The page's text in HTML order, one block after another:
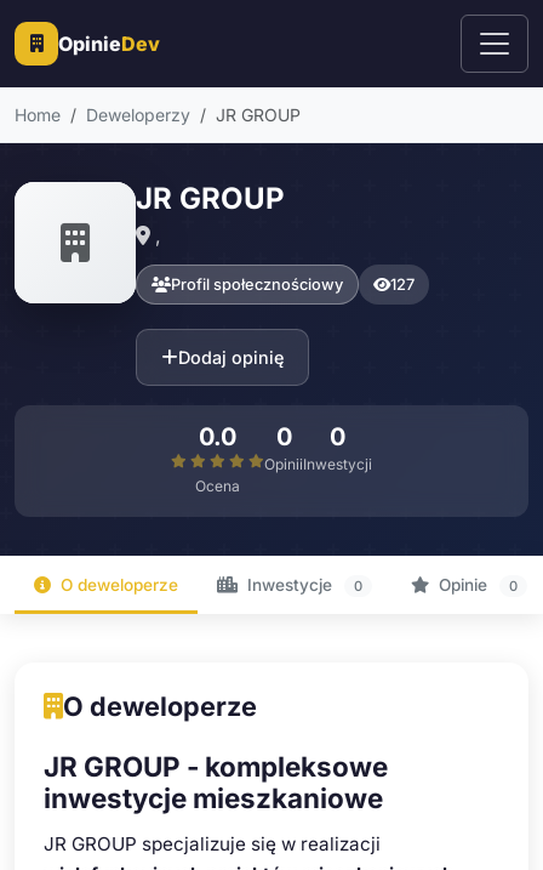
OpinieDev
Home Deweloperzy JR GROUP
JR GROUP
,
Profil społecznościowy 127
Dodaj opinię
0.0
Ocena
0
Opinii
0
Inwestycji
O deweloperze Inwestycje 0 Opinie 0
O deweloperze
JR GROUP - kompleksowe
inwestycje mieszkaniowe
JR GROUP specjalizuje się w realizacji